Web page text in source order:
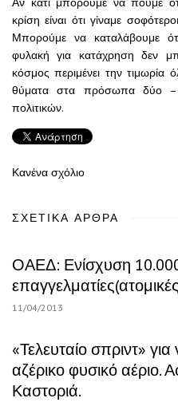
κρίση είναι ότι γίναμε
Μπορούμε να καταλάβουμε
φυλακή για κατάχρηση δεν
κόσμος περιμένει την τιμωρία
θύματα στα πρόσωπα δύο –
πολιτικών.
Κανένα σχόλιο
ΣΧΕΤΙΚΆ ΆΡΘΡΑ
ΟΑΕΔ: Ενίσχυση
11/04/2013
«Τελευταίο σπριντ»
αζέρικο φυσικό αέριο.
Καστοριά.